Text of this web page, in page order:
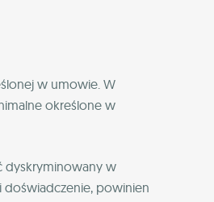
w umowie. W
określone w
dyskryminowany w
doświadczenie, powinien